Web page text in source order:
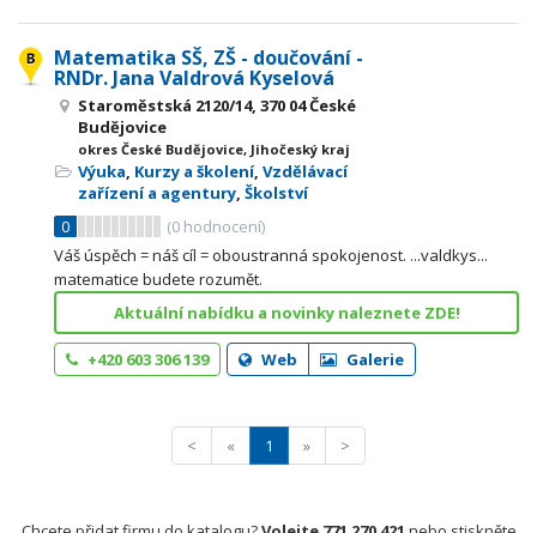
Matematika SŠ, ZŠ - doučování -
RNDr. Jana Valdrová Kyselová
Staroměstská 2120/14, 370 04 České
Budějovice
okres České Budějovice, Jihočeský kraj
Výuka, Kurzy a školení, Vzdělávací
zařízení a agentury, Školství
0
(0 hodnocení)
Váš úspěch = náš cíl = oboustranná spokojenost. ...valdkys...
matematice budete rozumět.
Aktuální nabídku a novinky naleznete ZDE!
+420 603 306 139 Web Galerie
< « 1 » >